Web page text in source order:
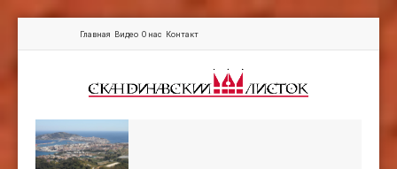
Главная Видео О нас Контакт